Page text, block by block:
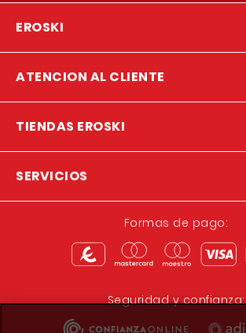
EROSKI
ATENCION AL CLIENTE
TIENDAS EROSKI
SERVICIOS
Formas de pago:
Seguridad y confianza: